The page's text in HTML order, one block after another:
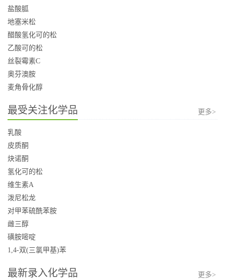
盐酸胍
地塞米松
醋酸氢化可的松
乙酸可的松
丝裂霉素C
奥芬澳胺
麦角骨化醇
最受关注化学品 更多>
乳酸
皮质酮
炔诺酮
氢化可的松
维生素A
泼尼松龙
对甲苯硫酰苯胺
雌三醇
磺胺嘧啶
1,4-双(三氯甲基)苯
最新录入化学品 更多>